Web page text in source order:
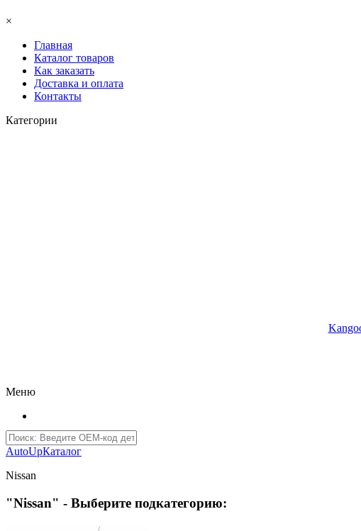
×
Главная
Каталог товаров
Как заказать
Доставка и оплата
Контакты
Категории
Меню
AutoUpКаталог
Nissan
"Nissan" - Выберите подкатегорию: